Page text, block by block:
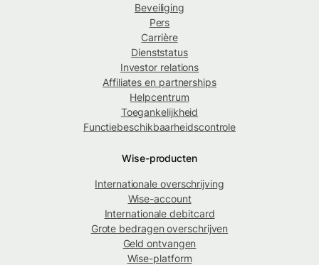
Beveiliging
Pers
Carrière
Dienststatus
Investor relations
Affiliates en partnerships
Helpcentrum
Toegankelijkheid
Functiebeschikbaarheidscontrole
Wise-producten
Internationale overschrijving
Wise-account
Internationale debitcard
Grote bedragen overschrijven
Geld ontvangen
Wise-platform